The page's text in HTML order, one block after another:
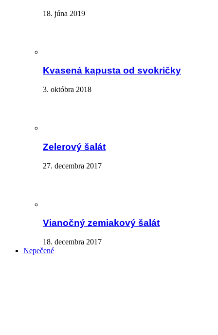
18. júna 2019
Kvasená kapusta od svokričky
3. októbra 2018
Zelerový šalát
27. decembra 2017
Vianočný zemiakový šalát
18. decembra 2017
Nepečené